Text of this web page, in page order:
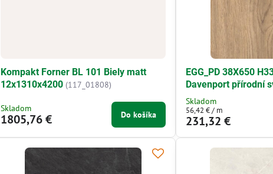
Kompakt Forner BL 101 Biely matt
12x1310x4200 (117_01808)
Skladom
1805,76 € Do košíka
EGG_PD 38X650
Davenport přírodní
Skladom
231,32 €
56,42 €/ m